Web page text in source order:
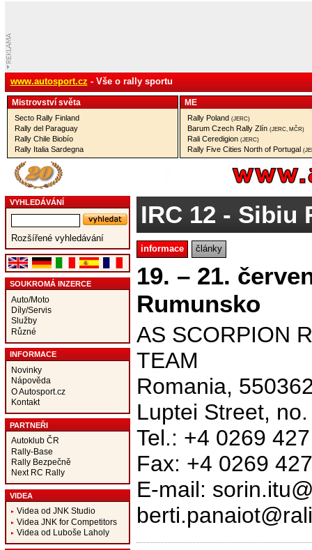
www.autosport.cz - Vše o rally sportu
Mistrovství­ světa
Secto Rally Finland
Rally del Paraguay
Rally Chile Biobío
Rally Italia Sardegna
ME
Rally Poland (JERC)
Barum Czech Rally Zlín (JERC, MČR)
Rali Ceredigion (JERC)
Rally Five Cities North of Portugal
VYHLEDÁVÁNÍ
Rozšířené vyhledávání
SOUKROMÁ INZERCE
Auto/Moto
Díly/Servis
Služby
Různé
INFORMACE
Novinky
Nápověda
O Autosport.cz
Kontakt
PARTNEŘI
Autoklub ČR
Rally-Base
Rally Bezpečně
Next RC Rally
VIDEA
Videa od JNK Studio
Videa JNK for Competitors
Videa od Luboše Laholy
IRC 12 - Sibiu
informace články
19. – 21.
Rumunsko
AS SCORPION
TEAM
Romania,
Luptei Street,
Tel.: +4 0269
Fax: +4 0269
E-mail: